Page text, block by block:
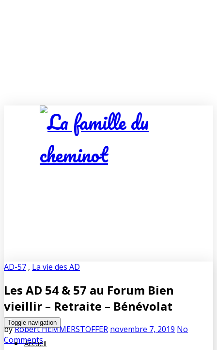
Toggle navigation
Accueil
AD-57 , La vie des AD
Les AD 54 & 57 au Forum Bien
vieillir – Retraite – Bénévolat
byRobert HEMMERSTOFFER novembre 7, 2019 No
Comments